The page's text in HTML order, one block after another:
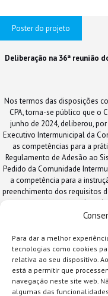
Para dar a melhor
tecnologias como cookies
relativa ao seu dispositivo.
está a permitir que
navegação neste site web.
algumas das
Poster do projeto
Deliberação na 36ª reunião
Nos termos das disposições
CPA, torna-se público que o
junho de 2024, deliberou,
Executivo Intermunicipal da
as competências para a
Regulamento de Adesão ao
Pedido da Comunidade
a competência para a
preenchimento dos requisitos
termos do
18 de junho de 2024, o